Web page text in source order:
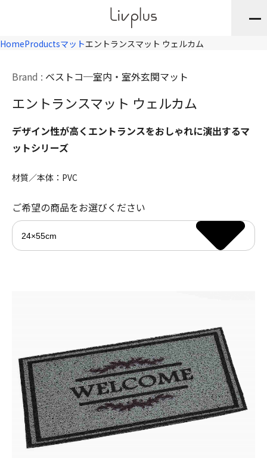
HomeProductsマットエントランスマット ウェルカム
Brand : ベストコ 室内・室外玄関マット
エントランスマット ウェルカム
デザイン性が高くエントランスをおしゃれに演出するマ
ットシリーズ
材質／本体：PVC
ご希望の商品をお選びください